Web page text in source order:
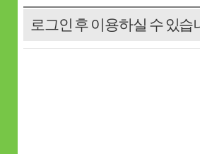
로그인 후 이용하실 수 있